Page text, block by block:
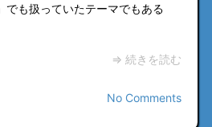
」でも扱っていたテーマでもある
⇒ 続きを読む
No Comments